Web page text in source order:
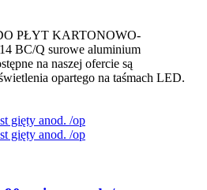
PŁYT KARTONOWO-
BC/Q surowe aluminium
na naszej ofercie są
opartego na taśmach LED.